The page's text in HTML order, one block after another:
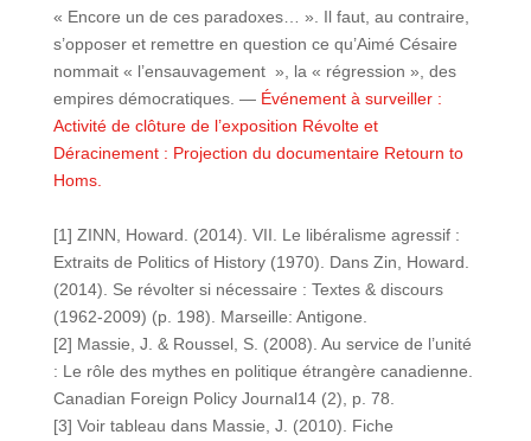
« Encore un de ces paradoxes… ». Il faut, au contraire,
s’opposer et remettre en question ce qu’Aimé Césaire
nommait « l’ensauvagement », la « régression », des
empires démocratiques. — Événement à surveiller :
Activité de clôture de l’exposition Révolte et
Déracinement : Projection du documentaire Retourn to
Homs.
[1] ZINN, Howard. (2014). VII. Le libéralisme agressif :
Extraits de Politics of History (1970). Dans Zin, Howard.
(2014). Se révolter si nécessaire : Textes & discours
(1962-2009) (p. 198). Marseille: Antigone.
[2] Massie, J. & Roussel, S. (2008). Au service de l’unité
: Le rôle des mythes en politique étrangère canadienne.
Canadian Foreign Policy Journal14 (2), p. 78.
[3] Voir tableau dans Massie, J. (2010). Fiche